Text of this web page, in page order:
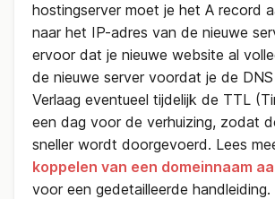
hostingserver moet je het A record
naar het IP-adres van de nieuwe
ervoor dat je nieuwe website al
de nieuwe server voordat je de
Verlaag eventueel tijdelijk de TTL
een dag voor de verhuizing, zodat
sneller wordt doorgevoerd. Lees
koppelen van een domeinnaam
voor een gedetailleerde handleiding.